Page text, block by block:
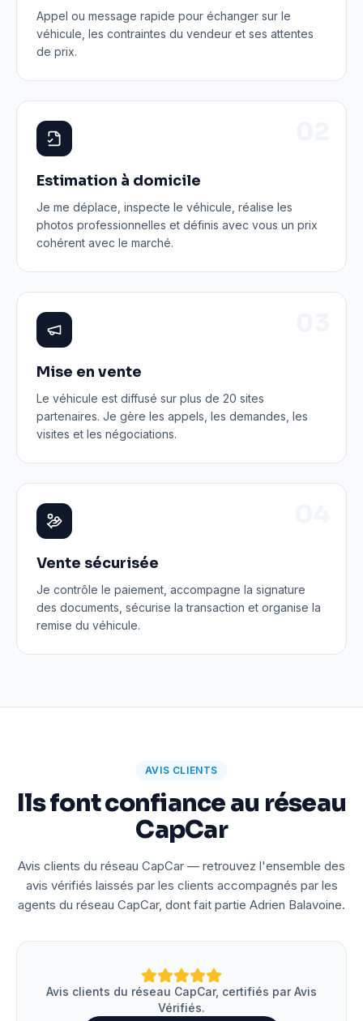
Appel ou message rapide pour échanger sur le
véhicule, les contraintes du vendeur et ses attentes
de prix.
Estimation à domicile
Je me déplace, inspecte le véhicule, réalise les
photos professionnelles et définis avec vous un prix
cohérent avec le marché.
Mise en vente
Le véhicule est diffusé sur plus de 20 sites
partenaires. Je gère les appels, les demandes, les
visites et les négociations.
Vente sécurisée
Je contrôle le paiement, accompagne la signature
des documents, sécurise la transaction et organise la
remise du véhicule.
AVIS CLIENTS
Ils font confiance au réseau
CapCar
Avis clients du réseau CapCar — retrouvez l'ensemble des
avis vérifiés laissés par les clients accompagnés par les
agents du réseau CapCar, dont fait partie Adrien Balavoine.
Avis clients du réseau CapCar, certifiés par Avis
Vérifiés.